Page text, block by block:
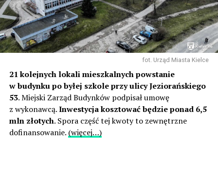
fot. Urząd Miasta Kielce
21 kolejnych lokali mieszkalnych powstanie
w budynku po byłej szkole przy ulicy Jeziorańskiego
53. Miejski Zarząd Budynków podpisał umowę
z wykonawcą.Inwestycja kosztować będzie ponad 6,5
mln złotych. Spora część tej kwoty to zewnętrzne
dofinansowanie. (więcej…)